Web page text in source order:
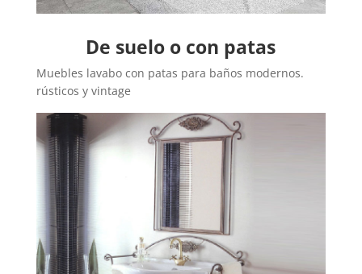
De suelo o con patas
Muebles lavabo con patas para baños modernos.
rústicos y vintage